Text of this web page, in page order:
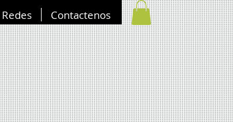
Redes Contactenos